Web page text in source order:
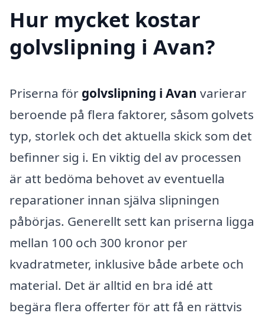
Hur mycket kostar
golvslipning i Avan?
Priserna för golvslipning i Avan varierar
beroende på flera faktorer, såsom golvets
typ, storlek och det aktuella skick som det
befinner sig i. En viktig del av processen
är att bedöma behovet av eventuella
reparationer innan själva slipningen
påbörjas. Generellt sett kan priserna ligga
mellan 100 och 300 kronor per
kvadratmeter, inklusive både arbete och
material. Det är alltid en bra idé att
begära flera offerter för att få en rättvis